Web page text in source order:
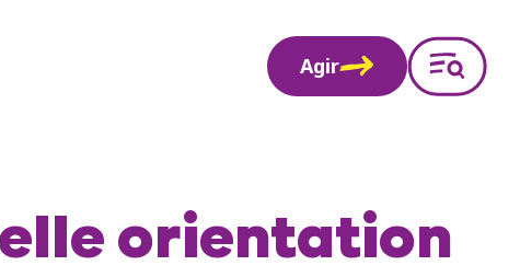
Agir
orientation